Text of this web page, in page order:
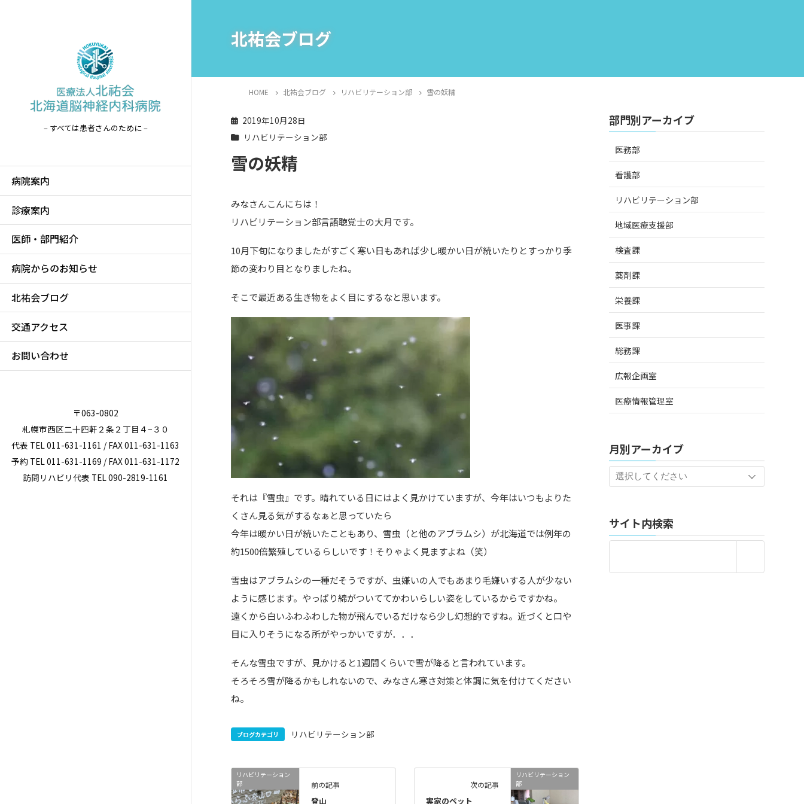
– すべては患者さんのために –
病院案内
診療案内
医師・部門紹介
病院からのお知らせ
北祐会ブログ
交通アクセス
お問い合わせ
〒063-0802
札幌市西区二十四軒２条２丁目４−３０
代表 TEL 011-631-1161 / FAX 011-631-1163
予約 TEL 011-631-1169 / FAX 011-631-1172
訪問リハビリ代表 TEL 090-2819-1161
北祐会ブログ
HOME 北祐会ブログ リハビリテーション部 雪の妖精
2019年10月28日
リハビリテーション部
雪の妖精
みなさんこんにちは！
リハビリテーション部言語聴覚士の大月です。
10月下旬になりましたがすごく寒い日もあれば少し暖かい日が続いたりとすっかり季
節の変わり目となりましたね。
そこで最近ある生き物をよく目にするなと思います。
それは『雪虫』です。晴れている日にはよく見かけていますが、今年はいつもよりた
くさん見る気がするなぁと思っていたら
今年は暖かい日が続いたこともあり、雪虫（と他のアブラムシ）が北海道では例年の
約1500倍繁殖しているらしいです！そりゃよく見ますよね（笑）
雪虫はアブラムシの一種だそうですが、虫嫌いの人でもあまり毛嫌いする人が少ない
ように感じます。やっぱり綿がついててかわいらしい姿をしているからですかね。
遠くから白いふわふわした物が飛んでいるだけなら少し幻想的ですね。近づくと口や
目に入りそうになる所がやっかいですが．．．
そんな雪虫ですが、見かけると1週間くらいで雪が降ると言われています。
そろそろ雪が降るかもしれないので、みなさん寒さ対策と体調に気を付けてください
ね。
ブログカテゴリ リハビリテーション部
リハビリテーション
部
前の記事
登山
リハビリテーション
部
次の記事
実家のペット
部門別アーカイブ
医務部
看護部
リハビリテーション部
地域医療支援部
検査課
薬剤課
栄養課
医事課
総務課
広報企画室
医療情報管理室
月別アーカイブ
サイト内検索